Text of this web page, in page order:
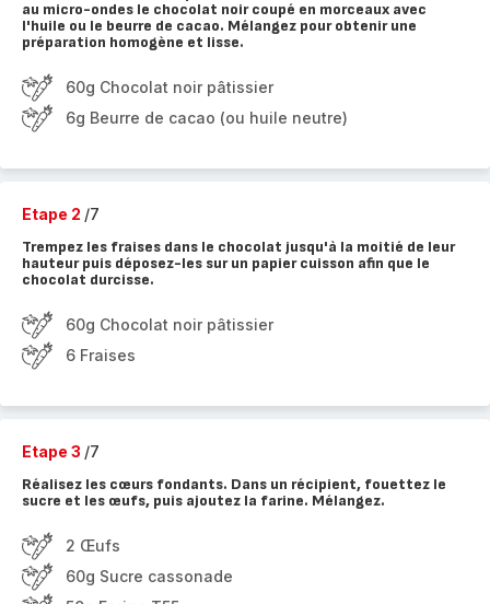
au micro-ondes le chocolat noir coupé en morceaux avec
l'huile ou le beurre de cacao. Mélangez pour obtenir une
préparation homogène et lisse.
60g Chocolat noir pâtissier
6g Beurre de cacao (ou huile neutre)
Etape 2 /7
Trempez les fraises dans le chocolat jusqu'à la moitié de leur
hauteur puis déposez-les sur un papier cuisson afin que le
chocolat durcisse.
60g Chocolat noir pâtissier
6 Fraises
Etape 3 /7
Réalisez les cœurs fondants. Dans un récipient, fouettez le
sucre et les œufs, puis ajoutez la farine. Mélangez.
2 Œufs
60g Sucre cassonade